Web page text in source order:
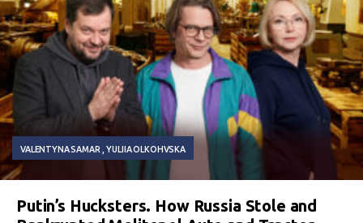
VALENTYNA SAMAR YULIIA OLKOHVSKA
Putin’s Hucksters. How Russia Stole and